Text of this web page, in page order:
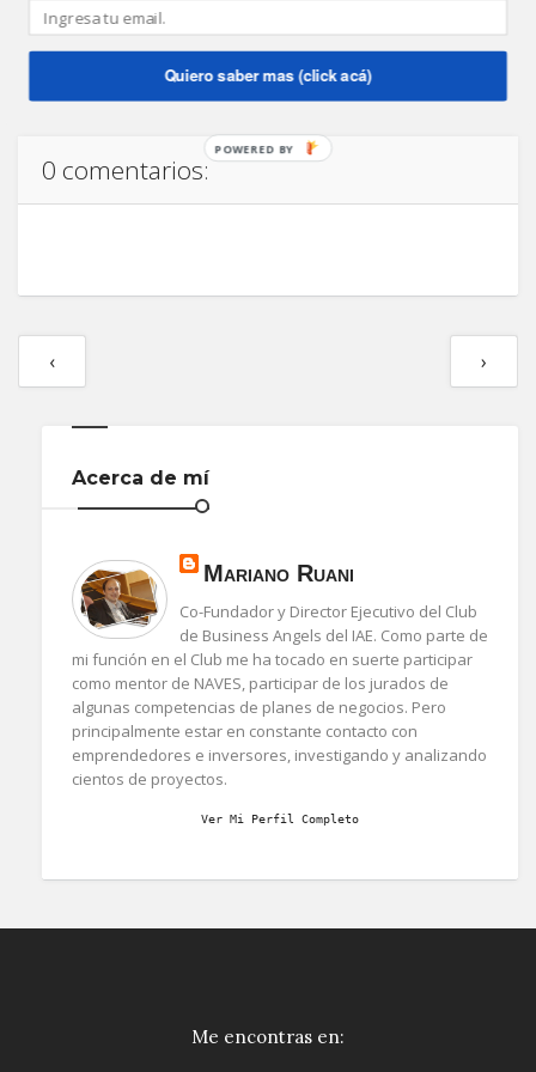
Cronograma NAVES 2012
0 comentarios:
‹ ›
Acerca de mí
Mariano Ruani
Co-Fundador y Director Ejecutivo del Club
de Business Angels del IAE. Como parte de
mi función en el Club me ha tocado en suerte participar
como mentor de NAVES, participar de los jurados de
algunas competencias de planes de negocios. Pero
principalmente estar en constante contacto con
emprendedores e inversores, investigando y analizando
cientos de proyectos.
Ver Mi Perfil Completo
Me encontras en:
Quiero saber mas (click acá)
POWERED BY